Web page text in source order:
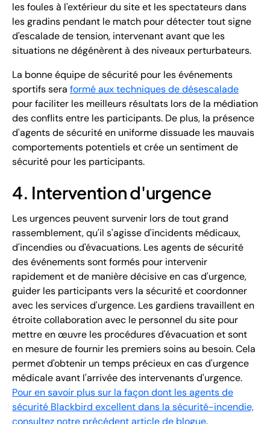
les foules à l'extérieur du site et les spectateurs dans
les gradins pendant le match pour détecter tout signe
d'escalade de tension, intervenant avant que les
situations ne dégénèrent à des niveaux perturbateurs.
La bonne équipe de sécurité pour les événements
sportifs sera formé aux techniques de désescalade
pour faciliter les meilleurs résultats lors de la médiation
des conflits entre les participants. De plus, la présence
d'agents de sécurité en uniforme dissuade les mauvais
comportements potentiels et crée un sentiment de
sécurité pour les participants.
4. Intervention d'urgence
Les urgences peuvent survenir lors de tout grand
rassemblement, qu'il s'agisse d'incidents médicaux,
d'incendies ou d'évacuations. Les agents de sécurité
des événements sont formés pour intervenir
rapidement et de manière décisive en cas d'urgence,
guider les participants vers la sécurité et coordonner
avec les services d'urgence. Les gardiens travaillent en
étroite collaboration avec le personnel du site pour
mettre en œuvre les procédures d'évacuation et sont
en mesure de fournir les premiers soins au besoin. Cela
permet d'obtenir un temps précieux en cas d'urgence
médicale avant l'arrivée des intervenants d'urgence.
Pour en savoir plus sur la façon dont les agents de
sécurité Blackbird excellent dans la sécurité-incendie,
consultez notre précédent article de blogue.